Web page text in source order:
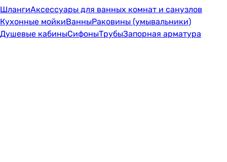
ШлангиАксессуары для ванных комнат и санузлов
Кухонные мойкиВанныРаковины (умывальники)
Душевые кабиныСифоныТрубыЗапорная арматура